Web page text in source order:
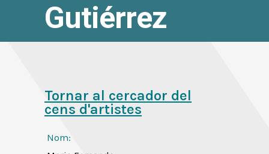
Gutiérrez
Tornar al cercador del
cens d'artistes
Nom: